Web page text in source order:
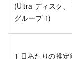
(Ultra ディスク、
グループ 1)
1 日あたりの推定